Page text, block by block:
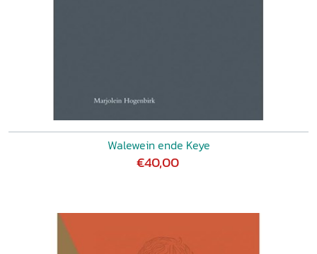
Walewein ende Keye
€40,00